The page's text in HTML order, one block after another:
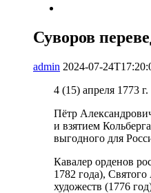
Суворов
admin 2024-07-
4 (15) апреля 1773
Пётр
и взятием
выгодного для
Кавалер орденов
1782 года),
художеств (1776